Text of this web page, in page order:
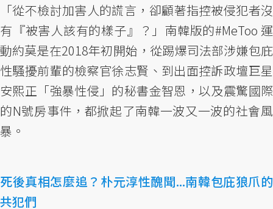
「從不檢討加害人的謊言，卻顧著指控被侵犯者沒
有『被害人該有的樣子』？」南韓版的#MeToo 運
動約莫是在2018年初開始，從踢爆司法部涉嫌包庇
性騷擾前輩的檢察官徐志賢、到出面控訴政壇巨星
安熙正「強暴性侵」的秘書金智恩，以及震驚國際
的N號房事件，都掀起了南韓一波又一波的社會風
暴。
死後真相怎麼追？朴元淳性醜聞...南韓包庇狼爪的
共犯們